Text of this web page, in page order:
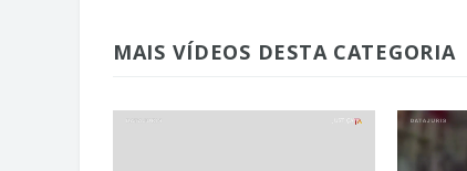
MAIS VÍDEOS DESTA CATEGORIA